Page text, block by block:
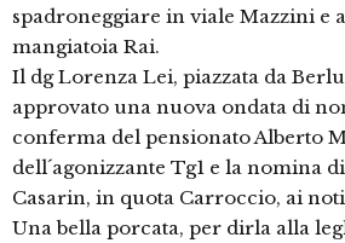
spadroneggiare in viale Mazzini e
mangiatoia Rai.
Il dg Lorenza Lei, piazzata da
approvato una nuova ondata di
conferma del pensionato Alberto
dell´agonizzante Tg1 e la nomina
Casarin, in quota Carroccio, ai
Una bella porcata, per dirla alla